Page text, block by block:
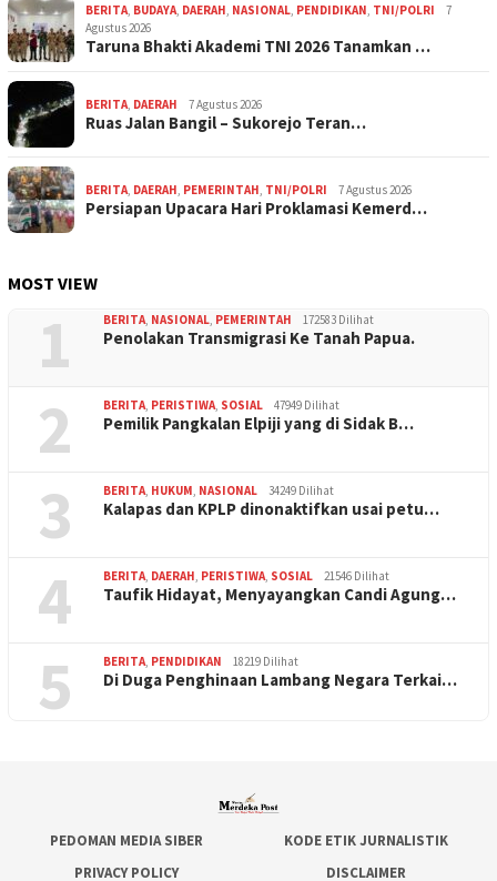
BERITA BUDAYA DAERAH NASIONAL PENDIDIKAN TNI/POLRI
7
Agustus 2026
Taruna Bhakti Akademi TNI 2026 Tanamkan …
BERITA DAERAH 7 Agustus 2026
Ruas Jalan Bangil – Sukorejo Teran…
BERITA DAERAH PEMERINTAH TNI/POLRI 7 Agustus 2026
Persiapan Upacara Hari Proklamasi Kemerd…
MOST VIEW
1 BERITA NASIONAL PEMERINTAH 172583 Dilihat
Penolakan Transmigrasi Ke Tanah Papua.
2 BERITA PERISTIWA SOSIAL 47949 Dilihat
Pemilik Pangkalan Elpiji yang di Sidak B…
3 BERITA HUKUM NASIONAL 34249 Dilihat
Kalapas dan KPLP dinonaktifkan usai petu…
4 BERITA DAERAH PERISTIWA SOSIAL 21546 Dilihat
Taufik Hidayat, Menyayangkan Candi Agung…
5 BERITA PENDIDIKAN 18219 Dilihat
Di Duga Penghinaan Lambang Negara Terkai…
PEDOMAN MEDIA SIBER
KODE ETIK JURNALISTIK
PRIVACY POLICY
DISCLAIMER